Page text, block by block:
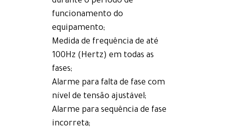
funcionamento do
equipamento;
Medida de frequência de até
100Hz (Hertz) em todas as
fases;
Alarme para falta de fase com
nível de tensão ajustável;
Alarme para sequência de fase
incorreta;